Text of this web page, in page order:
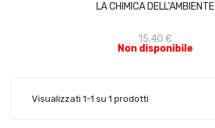
LA CHIMICA DELL'AMBIENTE
15,40 €
Non disponibile
Visualizzati 1-1 su 1 prodotti